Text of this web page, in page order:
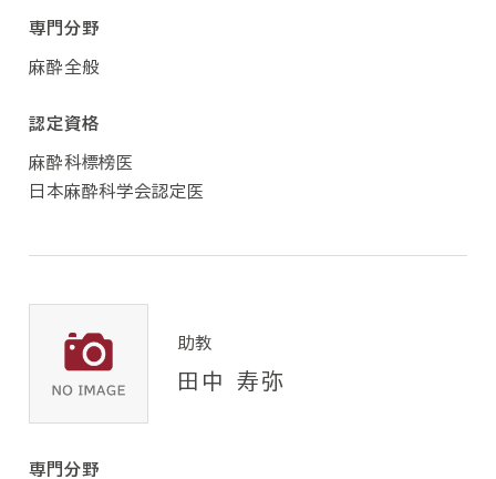
専門分野
麻酔全般
認定資格
麻酔科標榜医
日本麻酔科学会認定医
助教
田中 寿弥
専門分野